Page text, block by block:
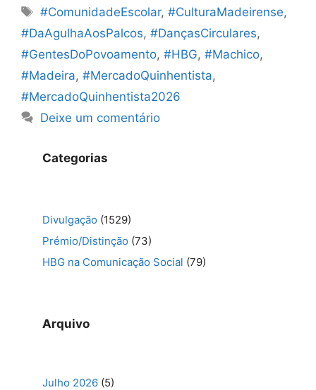
Etiquetas
#ComunidadeEscolar,#CulturaMadeirense,
#DaAgulhaAosPalcos, #DançasCirculares,
#GentesDoPovoamento, #HBG, #Machico,
#Madeira, #MercadoQuinhentista,
#MercadoQuinhentista2026
Deixe um comentário
Categorias
Divulgação (1529)
Prémio/Distinção (73)
HBG na Comunicação Social (79)
Arquivo
Julho 2026 (5)